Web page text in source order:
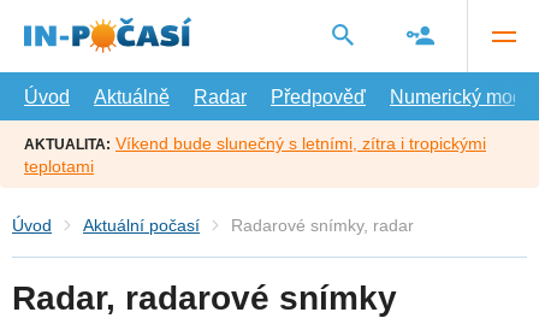
hlavní
Úvod
Aktuálně Radar Předpověď Numerický model
AKTUALITA: Víkend bude slunečný s letními, zítra i tropickými
teplotami
Úvod Aktuální počasí Radarové snímky, radar
Radar, radarové snímky